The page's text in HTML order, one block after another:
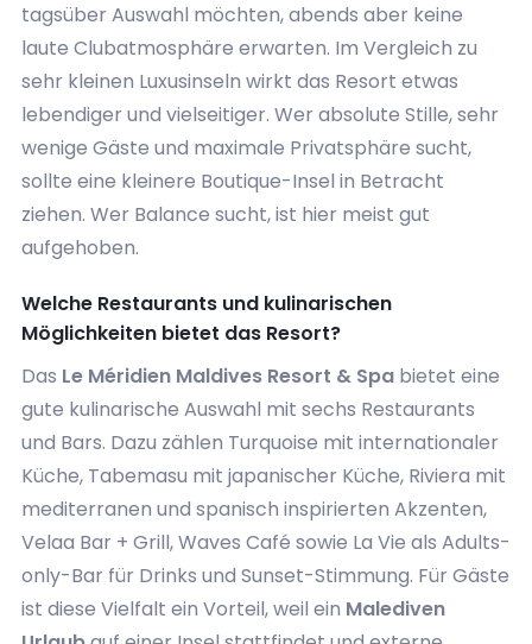
tagsüber Auswahl möchten, abends aber keine
laute Clubatmosphäre erwarten. Im Vergleich zu
sehr kleinen Luxusinseln wirkt das Resort etwas
lebendiger und vielseitiger. Wer absolute Stille, sehr
wenige Gäste und maximale Privatsphäre sucht,
sollte eine kleinere Boutique-Insel in Betracht
ziehen. Wer Balance sucht, ist hier meist gut
aufgehoben.
Welche Restaurants und kulinarischen
Möglichkeiten bietet das Resort?
Das Le Méridien Maldives Resort & Spabietet eine
gute kulinarische Auswahl mit sechs Restaurants
und Bars. Dazu zählen Turquoise mit internationaler
Küche, Tabemasu mit japanischer Küche, Riviera mit
mediterranen und spanisch inspirierten Akzenten,
Velaa Bar + Grill, Waves Café sowie La Vie als Adults-
only-Bar für Drinks und Sunset-Stimmung. Für Gäste
ist diese Vielfalt ein Vorteil, weil ein Malediven